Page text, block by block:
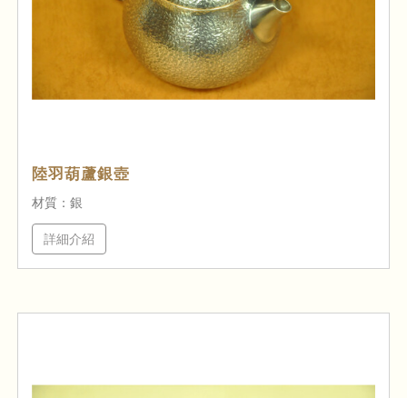
陸羽葫蘆銀壺
材質：銀
詳細介紹